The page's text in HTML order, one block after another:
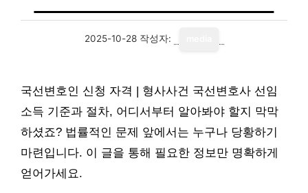
2025-10-28 작성자:
국선변호인 신청 자격 | 형사사건 국선변호사 선임
소득 기준과 절차, 어디서부터 알아봐야 할지 막막
하셨죠? 법률적인 문제 앞에서는 누구나 당황하기
마련입니다. 이 글을 통해 필요한 정보만 명확하게
얻어가세요.